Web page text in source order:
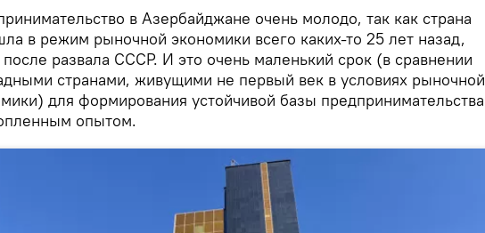
в Азербайджане очень молодо, так как страна
в режим рыночной экономики всего каких-то 25 лет назад,
после развала СССР. И это очень маленький срок (в сравнении
странами, живущими не первый век в условиях рыночной
для формирования устойчивой базы предпринимательства
опытом.